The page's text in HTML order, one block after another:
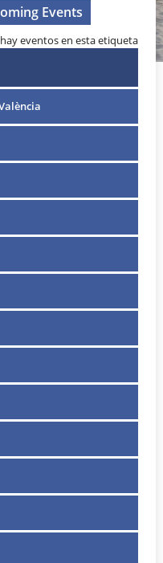
Events
eventos en esta etiqueta